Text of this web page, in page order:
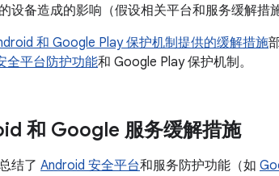
设备造成的影响（假设相关平台和服务缓解措
和 Google Play 保护机制提供的缓解措施
全平台防护功能和 Google Play 保护机制。
和 Google 服务缓解措施
结了 Android 安全平台和服务防护功能（如